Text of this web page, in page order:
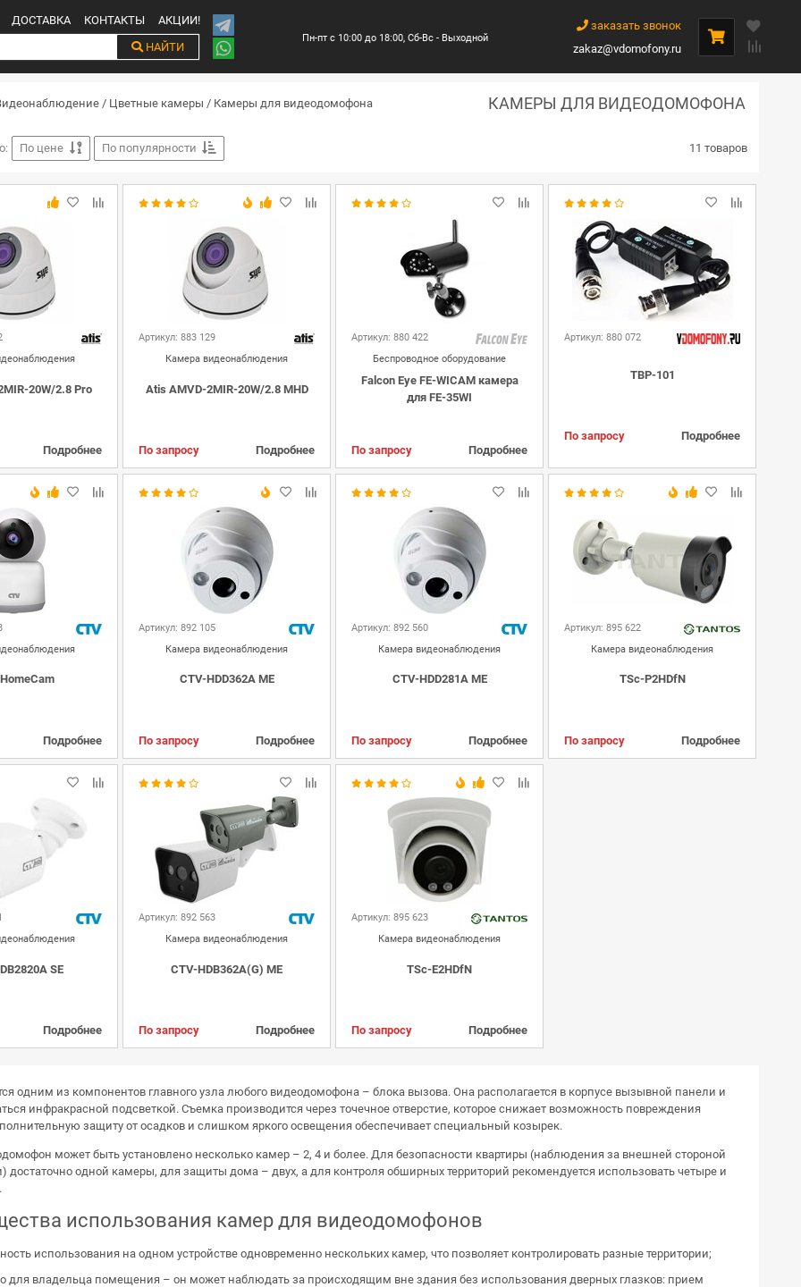
ДОСТАВКА КОНТАКТЫ
АКЦИИ!
НАЙТИ
Пн-пт с 10:00 до 18:00, Сб-Вс - Выходной
заказать звонок
zakaz@vdomofony.ru
/ Цветные камеры / Камеры для видеодомофона КАМЕРЫ ДЛЯ ВИДЕОДОМОФОНА
По цене По популярности 11 товаров
20W/2.8 Pro
Подробнее
Артикул: 883 129
Камера видеонаблюдения
Atis AMVD-2MIR-20W/2.8 MHD
По запросу Подробнее
Артикул: 880 422
Беспроводное оборудование
Falcon Eye FE-WICAM камера
для FE-35WI
По запросу Подробнее
Артикул: 880 072
TBP-101
По запросу Подробнее
Подробнее
Артикул: 892 105
Камера видеонаблюдения
CTV-HDD362A ME
По запросу Подробнее
Артикул: 892 560
Камера видеонаблюдения
CTV-HDD281A ME
По запросу Подробнее
Артикул: 895 622
Камера видеонаблюдения
TSc-P2HDfN
По запросу Подробнее
SE
Подробнее
Артикул: 892 563
Камера видеонаблюдения
CTV-HDB362A(G) ME
По запросу Подробнее
Артикул: 895 623
Камера видеонаблюдения
TSc-E2HDfN
По запросу Подробнее
одним из компонентов главного узла любого видеодомофона – блока вызова. Она располагается в корпусе вызывной панели и
инфракрасной подсветкой. Съемка производится через точечное отверстие, которое снижает возможность повреждения
защиту от осадков и слишком яркого освещения обеспечивает специальный козырек.
может быть установлено несколько камер – 2, 4 и более. Для безопасности квартиры (наблюдения за внешней стороной
достаточно одной камеры, для защиты дома – двух, а для контроля обширных территорий рекомендуется использовать четыре и
использования камер для видеодомофонов
использования на одном устройстве одновременно нескольких камер, что позволяет контролировать разные территории;
для владельца помещения – он может наблюдать за происходящим вне здания без использования дверных глазков: прием